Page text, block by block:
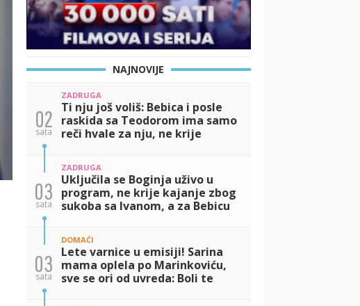
NAJNOVIJE
02
sata
ZADRUGA
Ti nju još voliš: Bebica i posle
raskida sa Teodorom ima samo
reči hvale za nju, ne krije
03
sata
ZADRUGA
Uključila se Boginja uživo u
program, ne krije kajanje zbog
sukoba sa Ivanom, a za Bebicu
ušiju kada...! (VIDEO)
03
sata
DOMAĆI
Lete varnice u emisiji! Sarina
mama oplela po Marinkoviću,
sve se ori od uvreda: Boli te